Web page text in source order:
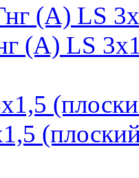
(A) LS